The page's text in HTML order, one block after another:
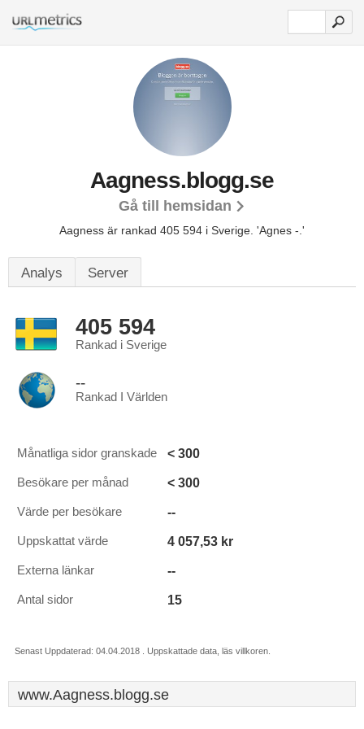
Aagness.blogg.se
Gå till hemsidan
Aagness är rankad 405 594 i Sverige. 'Agnes -.'
Analys Server
405 594
Rankad i Sverige
--
Rankad I Världen
Månatliga sidor granskade < 300
Besökare per månad < 300
Värde per besökare --
Uppskattat värde 4 057,53 kr
Externa länkar --
Antal sidor 15
Senast Uppdaterad: 04.04.2018 . Uppskattade data, läs villkoren.
www.Aagness.blogg.se